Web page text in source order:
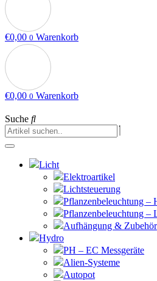
€0,00 0 Warenkorb
€0,00 0 Warenkorb
Suche
Licht
Elektroartikel
Lichtsteuerung
Pflanzenbeleuchtung –
Pflanzenbeleuchtung –
Aufhängung & Zubehör
Hydro
PH – EC Messgeräte
Alien-Systeme
Autopot